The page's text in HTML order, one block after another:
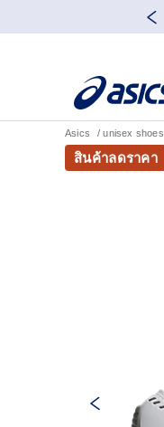
Asics unisex shoes
สินค้าลดราคา